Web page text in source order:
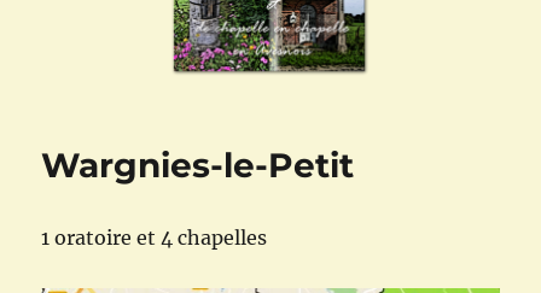
Wargnies-le-Petit
1 oratoire et 4 chapelles